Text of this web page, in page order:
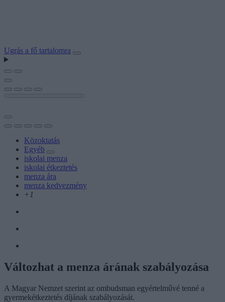
Ugrás a fő tartalomra
Közoktatás
Egyéb
iskolai menza
iskolai étkeztetés
menza ára
menza kedvezmény
+1
Változhat a menza árának szabályozása
A Magyar Nemzet szerint az ombudsman egyértelművé tenné a
gyermekétkeztetés díjának szabályozását.